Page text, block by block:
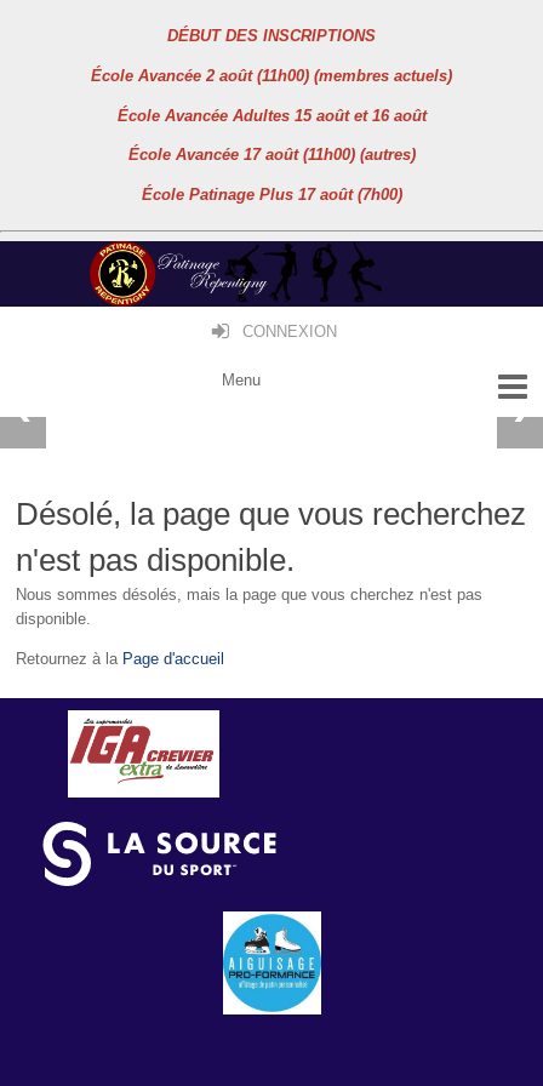
DÉBUT DES INSCRIPTIONS
École Avancée 2 août (11h00) (membres actuels)
École Avancée Adultes 15 août et 16 août
École Avancée 17 août (11h00) (autres)
École Patinage Plus 17 août (7h00)
CONNEXION
Désolé, la page que vous recherchez
n'est pas disponible.
Nous sommes désolés, mais la page que vous cherchez n'est pas
disponible.
Retournez à la Page d'accueil